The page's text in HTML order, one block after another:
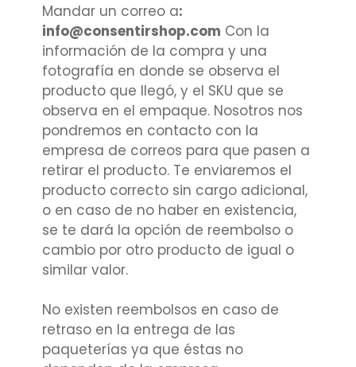
Mandar un correo a:
info@consentirshop.com Con la
información de la compra y una
fotografía en donde se observa el
producto que llegó, y el SKU que se
observa en el empaque. Nosotros nos
pondremos en contacto con la
empresa de correos para que pasen a
retirar el producto. Te enviaremos el
producto correcto sin cargo adicional,
o en caso de no haber en existencia,
se te dará la opción de reembolso o
cambio por otro producto de igual o
similar valor.
No existen reembolsos en caso de
retraso en la entrega de las
paqueterías ya que éstas no